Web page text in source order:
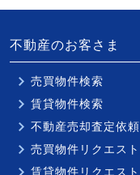
不動産のお客さま
売買物件検索
賃貸物件検索
不動産売却査定依頼
売買物件リクエスト
賃貸物件リクエスト